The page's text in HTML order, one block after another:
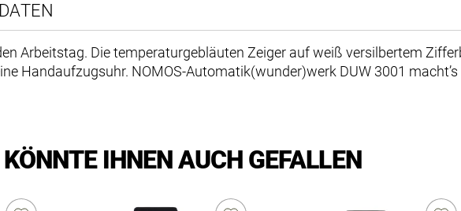
Arbeitstag. Die temperaturgebläuten Zeiger auf weiß versilbertem
Handaufzugsuhr. NOMOS-Automatik(wunder)werk DUW 3001
IHNEN AUCH GEFALLEN